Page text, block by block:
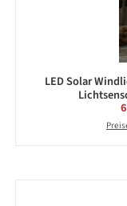
LED Solar